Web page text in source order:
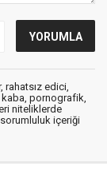
rahatsız edici,
kaba, pornografik,
niteliklerde
içeriği